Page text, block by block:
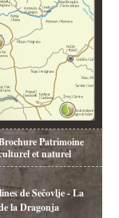
Patrimoine
et naturel
de Sečovlje - La
la Dragonja